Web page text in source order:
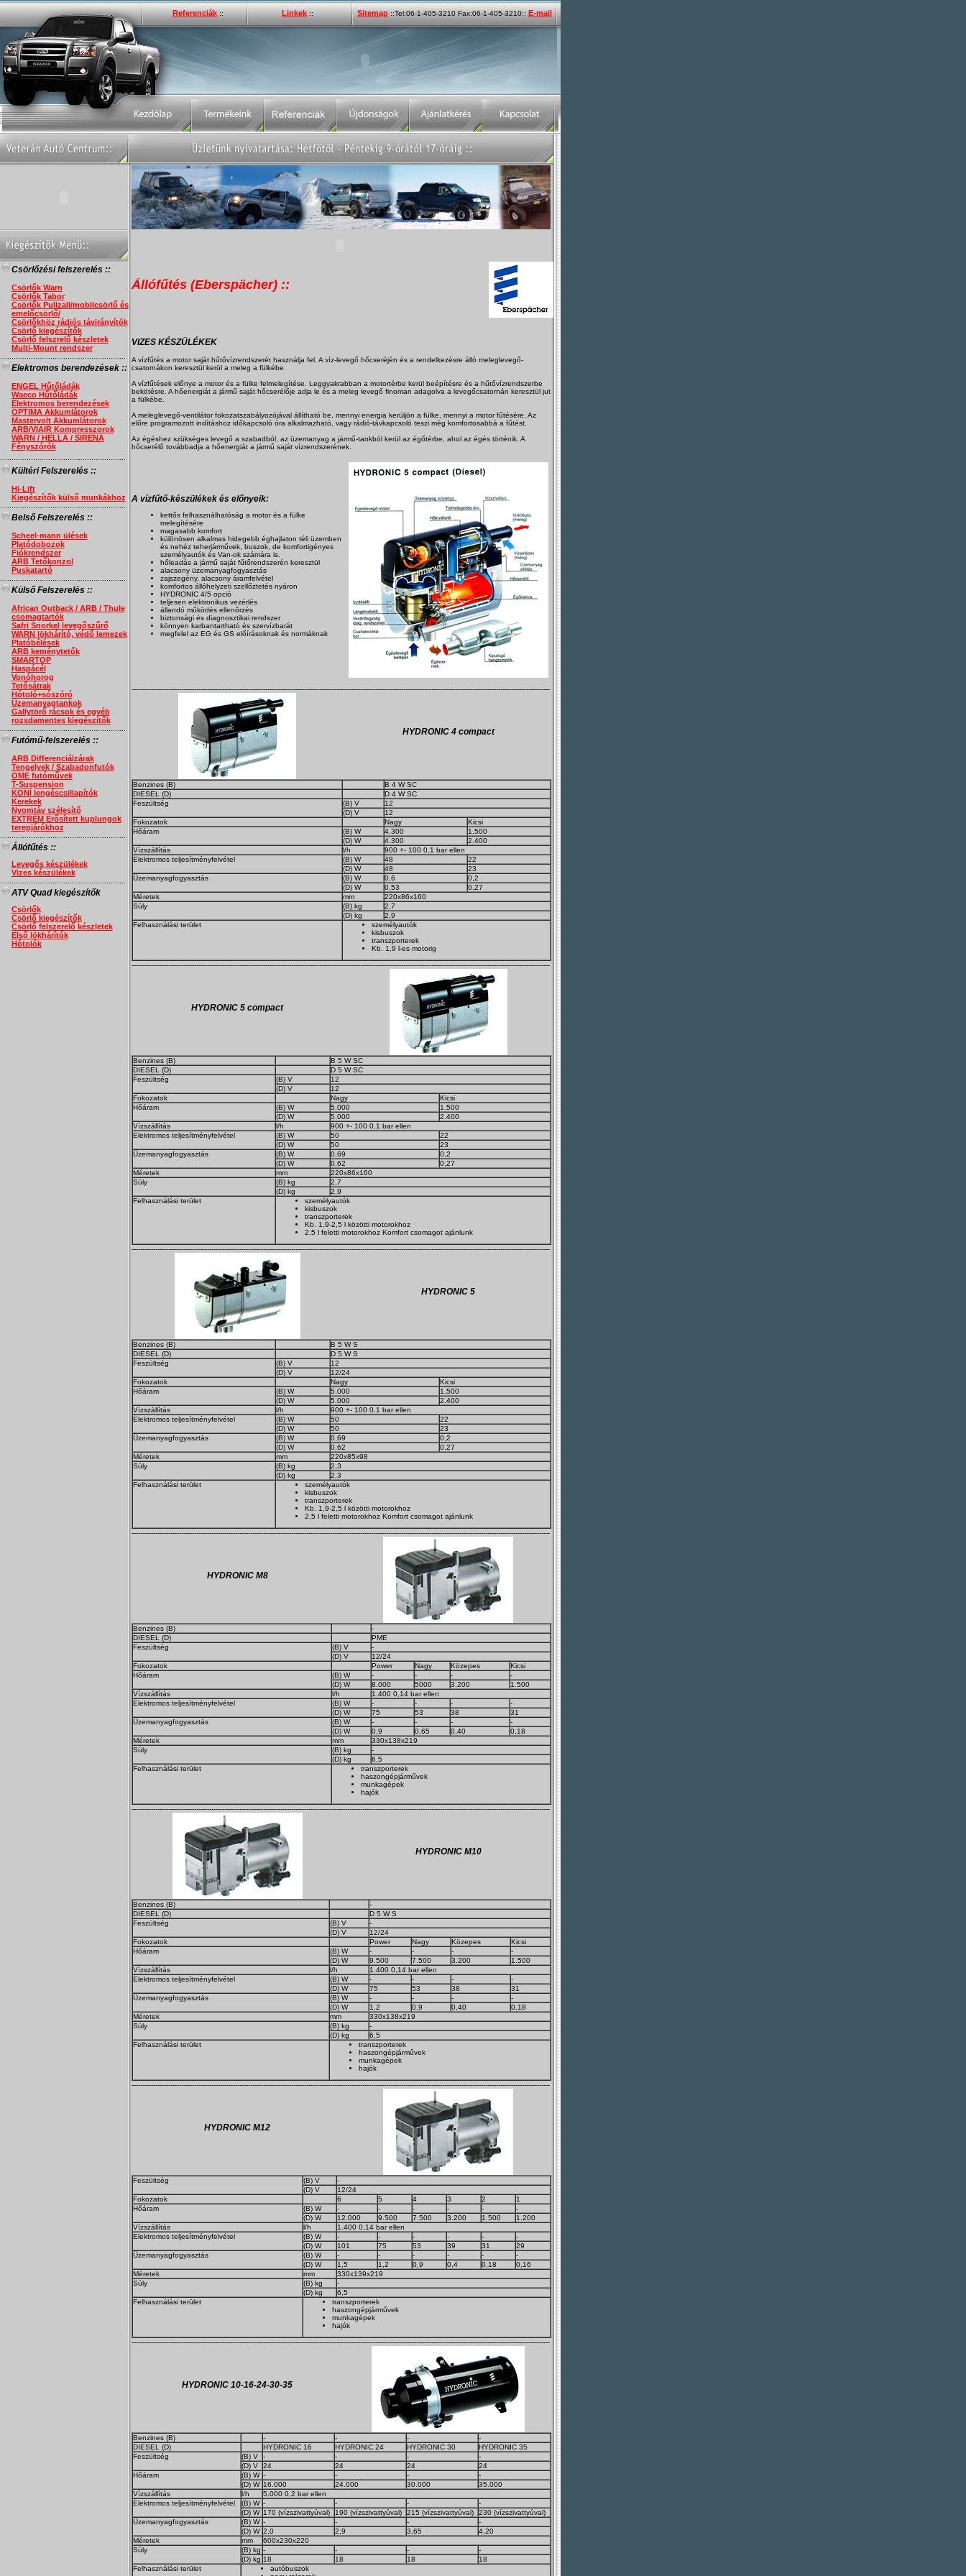
Referenciák :: Linkek :: Sitemap::Tel:06-1-405-3210 Fax:06-1-405-3210:: E-mail
Csörlőzési felszerelés ::
Csörlők Warn
Csörlők Tabor
Csörlők Pullzall/mobilcsörlő és
emelőcsörlő/
Csörlőkhöz rádiós távirányítók
Csörlő kiegészítők
Csörlő felszrelő készletek
Multi-Mount rendszer
Elektromos berendezések ::
ENGEL Hűtőládák
Waeco Hűtőládák
Elektromos berendezések
OPTIMA Akkumlátorok
Mastervolt Akkumlátorok
ARB/VIAIR Kompresszorok
WARN / HELLA / SIRENA
Fényszórók
Kültéri Felszerelés ::
Hi-Lift
Kiegészítők külső munkákhoz
Belső Felszerelés ::
Scheel-mann ülések
Platódobozok
Fiókrendszer
ARB Tetőkonzol
Puskatartó
Külső Felszerelés ::
African Outback / ARB / Thule
csomagtartók
Safri Snorkel levegőszűrő
WARN lökhárító, védő lemezek
Platóbélések
ARB keménytetők
SMARTOP
Haspácél
Vonóhorog
Tetősátrak
Hótoló+sószóró
Üzemanyagtankok
Gallytörő rácsok és egyéb
rozsdamentes kiegészítők
Futómű-felszerelés ::
ARB Differenciálzárak
Tengelyek / Szabadonfutók
OME futóművek
T-Suspension
KONI lengéscsillapítók
Kerekek
Nyomtáv szélesítő
EXTRÉM Erősített kuplungok
terepjárókhoz
Állófűtés ::
Levegős készülékek
Vizes készülékek
ATV Quad kiegészítők
Csörlők
Csörlő kiegészítők
Csörlő felszerelő készletek
Első lökhárítók
Hótolók
Állófűtés (Eberspächer) ::
VIZES KÉSZÜLÉKEK
A vízfűtés a motor saját hűtővízrendszerét használja fel. A víz-levegő hőcseréjén és a rendelkezésre álló meleglevegő-
csatornákon keresztül kerül a meleg a fülkébe.
A vízfűtések előnye a motor és a fülke felmelegítése. Leggyakrabban a motortérbe kerül beépítésre és a hűtővízrendszerbe
bekötésre. A hőenergiát a jármű saját hőcserélője adja le és a meleg levegő finoman adagolva a levegőcsatornán keresztül jut
a fülkébe.
A meleglevegő-ventilátor fokozatszabályozójával állítható be, mennyi energia kerüljön a fülke, mennyi a motor fűtésére. Az
előre programozott indításhoz időkapcsoló óra alkalmazható, vagy rádió-távkapcsoló teszi még komfortosabbá a fűtést.
Az égéshez szükséges levegő a szabadból, az üzemanyag a jármű-tankból kerül az égőtérbe, ahol az égés történik. A
hőcserélő továbbadja a hőenergiát a jármű saját vízrendszerének.
A vízfűtő-készülékek és előnyeik:
kettős felhasználhatóság a motor és a fülke
melegítésére
magasabb komfort
különösen alkalmas hidegebb éghajlaton téli üzemben
és nehéz teherjárművek, buszok, de komfortigényes
személyautók és Van-ok számára is.
hőleadás a jármű saját fűtőrendszerén keresztül
alacsony üzemanyagfogyasztás
zajszegény, alacsony áramfelvétel
komfortos állóhelyzeti szellőztetés nyáron
HYDRONIC 4/5 opció
teljesen elektronikus vezérlés
állandó működés ellenőrzés
biztonsági és diagnosztikai rendszer
könnyen karbantartható és szervízbarát
megfelel az EG és GS előírásoknak és normáknak
--------------------------------------------------------------------------------------------------------------------------------------------------------------------------------------------------
HYDRONIC 4 compact
Benzines (B)
B 4 W SC
DIESEL (D)
D 4 W SC
Feszültség
(B) V
12
(D) V
12
Fokozatok
Nagy
Kicsi
Hőáram
(B) W 4.300
1.500
(D) W
4.300
2.400
Vízszállítás
l/h
900 +- 100 0,1 bar ellen
Elektromos teljesítményfelvétel
(B) W 48
22
(D) W
48
23
Üzemanyagfogyasztás
(B) W 0,6
0,2
(D) W
0,53
0,27
Méretek
mm
220x86x160
Súly
(B) kg
2,7
(D) kg
2,9
Felhasználási terület
személyautók
kisbuszok
transzporterek
Kb. 1,9 l-es motorig
--------------------------------------------------------------------------------------------------------------------------------------------------------------------------------------------------
HYDRONIC 5 compact
Benzines (B)
B 5 W SC
DIESEL (D)
D 5 W SC
Feszültség
(B) V
12
(D) V
12
Fokozatok
Nagy
Kicsi
Hőáram
(B) W 5.000
1.500
(D) W
5.000
2.400
Vízszállítás
l/h
900 +- 100 0,1 bar ellen
Elektromos teljesítményfelvétel
(B) W 50
22
(D) W
50
23
Üzemanyagfogyasztás
(B) W 0,69
0,2
(D) W
0,62
0,27
Méretek
mm
220x86x160
Súly
(B) kg
2,7
(D) kg
2,9
Felhasználási terület
személyautók
kisbuszok
transzporterek
Kb. 1,9-2,5 l közötti motorokhoz
2,5 l feletti motorokhoz Komfort csomagot ajánlunk
--------------------------------------------------------------------------------------------------------------------------------------------------------------------------------------------------
HYDRONIC 5
Benzines (B)
B 5 W S
DIESEL (D)
D 5 W S
Feszültség
(B) V
12
(D) V
12/24
Fokozatok
Nagy
Kicsi
Hőáram
(B) W 5.000
1.500
(D) W
5.000
2.400
Vízszállítás
l/h
900 +- 100 0,1 bar ellen
Elektromos teljesítményfelvétel
(B) W 50
22
(D) W
50
23
Üzemanyagfogyasztás
(B) W 0,69
0,2
(D) W
0,62
0,27
Méretek
mm
220x85x98
Súly
(B) kg
2,3
(D) kg
2,3
Felhasználási terület
személyautók
kisbuszok
transzporterek
Kb. 1,9-2,5 l közötti motorokhoz
2,5 l feletti motorokhoz Komfort csomagot ajánlunk
--------------------------------------------------------------------------------------------------------------------------------------------------------------------------------------------------
HYDRONIC M8
Benzines (B)
-
DIESEL (D)
PME
Feszültség
(B) V
-
(D) V
12/24
Fokozatok
Power Nagy Közepes
Kicsi
Hőáram
(B) W - - -
-
(D) W
8.000 5000 3.200
1.500
Vízszállítás
l/h
1.400 0,14 bar ellen
Elektromos teljesítményfelvétel
(B) W - - -
-
(D) W
75 53 38
31
Üzemanyagfogyasztás
(B) W - - -
-
(D) W
0,9 0,65 0,40
0,18
Méretek
mm
330x138x219
Súly
(B) kg
-
(D) kg
6,5
Felhasználási terület
transzporterek
haszongépjárművek
munkagépek
hajók
--------------------------------------------------------------------------------------------------------------------------------------------------------------------------------------------------
HYDRONIC M10
Benzines (B)
-
DIESEL (D)
D 5 W S
Feszültség
(B) V
-
(D) V
12/24
Fokozatok
Power Nagy Közepes
Kicsi
Hőáram
(B) W - - -
-
(D) W
9.500 7.500 3.200
1.500
Vízszállítás
l/h
1.400 0,14 bar ellen
Elektromos teljesítményfelvétel
(B) W - - -
-
(D) W
75 53 38
31
Üzemanyagfogyasztás
(B) W - - -
-
(D) W
1,2 0,9 0,40
0,18
Méretek
mm
330x138x219
Súly
(B) kg
-
(D) kg
6,5
Felhasználási terület
transzporterek
haszongépjárművek
munkagépek
hajók
--------------------------------------------------------------------------------------------------------------------------------------------------------------------------------------------------
HYDRONIC M12
Feszültség (B) V
-
(D) V
12/24
Fokozatok
6 5 4 3 2
1
Hőáram
(B) W - - - - -
-
(D) W
12.000 9.500 7.500 3.200 1.500
1.200
Vízszállítás
l/h
1.400 0,14 bar ellen
Elektromos teljesítményfelvétel
(B) W - - - - -
-
(D) W
101 75 53 39 31
29
Üzemanyagfogyasztás
(B) W - - - - -
-
(D) W
1,5 1,2 0,9 0,4 0,18
0,16
Méretek
mm
330x139x219
Súly
(B) kg
-
(D) kg
6,5
Felhasználási terület
transzporterek
haszongépjárművek
munkagépek
hajók
--------------------------------------------------------------------------------------------------------------------------------------------------------------------------------------------------
HYDRONIC 10-16-24-30-35
Benzines (B) - - -
-
DIESEL (D)
HYDRONIC 16 HYDRONIC 24 HYDRONIC 30
HYDRONIC 35
Feszültség
(B) V - - -
-
(D) V
24 24 24
24
Hőáram
(B) W - - -
-
(D) W 16.000 24.000 30.000
35.000
Vízszállítás
l/h
5.000 0,2 bar ellen
Elektromos teljesítményfelvétel
(B) W - - -
-
(D) W 170 (vízszivattyúval) 190 (vízszivattyúval) 215 (vízszivattyúval)
230 (vízszivattyúval)
Üzemanyagfogyasztás
(B) W - - -
-
(D) W 2,0 2,9 3,65
4,20
Méretek
mm
600x230x220
Súly
(B) kg - - -
-
(D) kg 18 18 18
18
Felhasználási terület
autóbuszok